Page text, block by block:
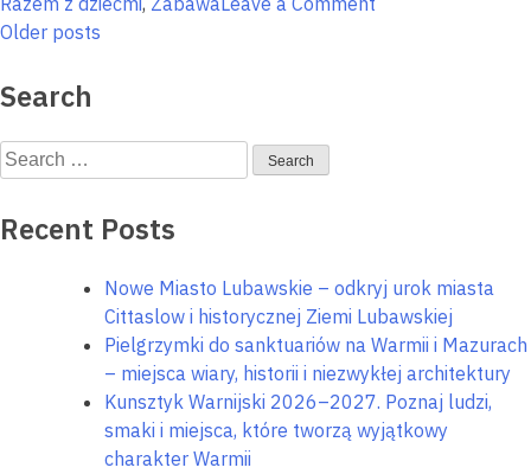
Posts
navigation
Older posts
Search
Search
for:
Recent Posts
Nowe Miasto Lubawskie – odkryj urok miasta
Cittaslow i historycznej Ziemi Lubawskiej
Pielgrzymki do sanktuariów na Warmii i Mazurach
– miejsca wiary, historii i niezwykłej architektury
Kunsztyk Warnijski 2026–2027. Poznaj ludzi,
smaki i miejsca, które tworzą wyjątkowy
charakter Warmii